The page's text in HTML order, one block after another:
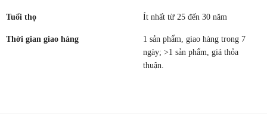
Tuổi thọ Ít nhất từ ​​25 đến 30 năm
Thời gian giao hàng
1 sản phẩm, giao hàng trong 7
ngày; >1 sản phẩm, giá thỏa
thuận.